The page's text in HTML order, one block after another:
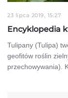
23 lipca 2019, 15:27
Encyklopedia
Tulipany (Tulipa)
geofitów roślin
przechowywania).